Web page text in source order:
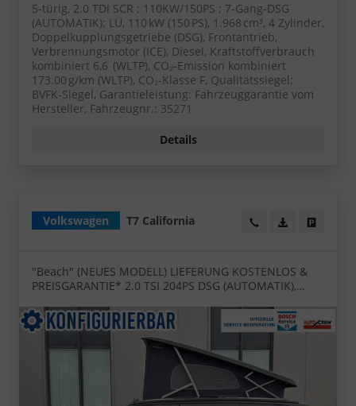
5-türig, 2.0 TDI SCR ; 110KW/150PS ; 7-Gang-DSG
(AUTOMATIK); LÜ, 110 kW (150 PS), 1.968 cm³, 4 Zylinder,
Doppelkupplungsgetriebe (DSG), Frontantrieb,
Verbrennungsmotor (ICE), Diesel, Kraftstoffverbrauch
kombiniert 6,6 (WLTP), CO₂-Emission kombiniert
173.00 g/km (WLTP), CO₂-Klasse F, Qualitätssiegel:
BVFK-Siegel, Garantieleistung: Fahrzeuggarantie vom
Hersteller, Fahrzeugnr.: 35271
Details
Volkswagen T7 California Wir rufen Sie an!
PDF-Datei,
"Beach" (NEUES MODELL) LIEFERUNG KOSTENLOS &
PREISGARANTIE* 2.0 TSI 204PS DSG (AUTOMATIK),
Rückfahrkamera, Klimaanlage Climatic, M-
Lederlenkrad, ACC Tempomat, Digital Cockpit Pro,
Schiebetüre links/rechts mit Zuziehhilfe